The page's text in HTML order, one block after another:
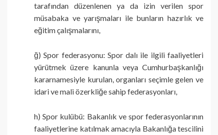
tarafından düzenlenen ya da izin verilen spor
müsabaka ve yarışmaları ile bunların hazırlık ve
eğitim çalışmalarını,
ğ) Spor federasyonu: Spor dalı ile ilgili faaliyetleri
yürütmek üzere kanunla veya Cumhurbaşkanlığı
kararnamesiyle kurulan, organları seçimle gelen ve
idari ve mali özerkliğe sahip federasyonları,
h) Spor kulübü: Bakanlık ve spor federasyonlarının
faaliyetlerine katılmak amacıyla Bakanlığa tescilini